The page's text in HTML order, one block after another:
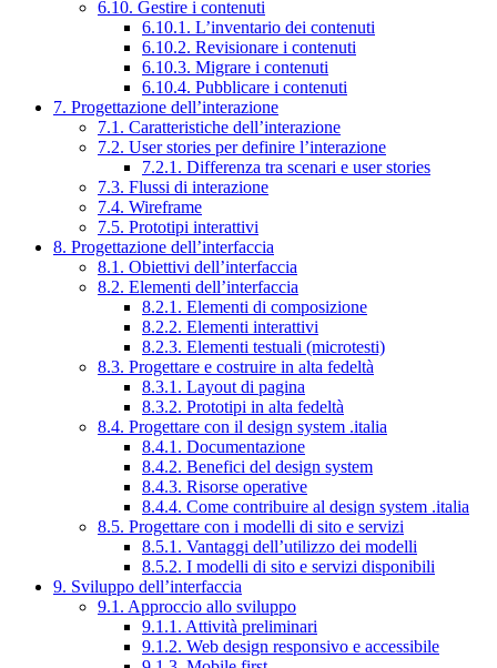
6.10. Gestire i contenuti
6.10.1. L’inventario dei contenuti
6.10.2. Revisionare i contenuti
6.10.3. Migrare i contenuti
6.10.4. Pubblicare i contenuti
7. Progettazione dell’interazione
7.1. Caratteristiche dell’interazione
7.2. User stories per definire l’interazione
7.2.1. Differenza tra scenari e user stories
7.3. Flussi di interazione
7.4. Wireframe
7.5. Prototipi interattivi
8. Progettazione dell’interfaccia
8.1. Obiettivi dell’interfaccia
8.2. Elementi dell’interfaccia
8.2.1. Elementi di composizione
8.2.2. Elementi interattivi
8.2.3. Elementi testuali (microtesti)
8.3. Progettare e costruire in alta fedeltà
8.3.1. Layout di pagina
8.3.2. Prototipi in alta fedeltà
8.4. Progettare con il design system .italia
8.4.1. Documentazione
8.4.2. Benefici del design system
8.4.3. Risorse operative
8.4.4. Come contribuire al design system .italia
8.5. Progettare con i modelli di sito e servizi
8.5.1. Vantaggi dell’utilizzo dei modelli
8.5.2. I modelli di sito e servizi disponibili
9. Sviluppo dell’interfaccia
9.1. Approccio allo sviluppo
9.1.1. Attività preliminari
9.1.2. Web design responsivo e accessibile